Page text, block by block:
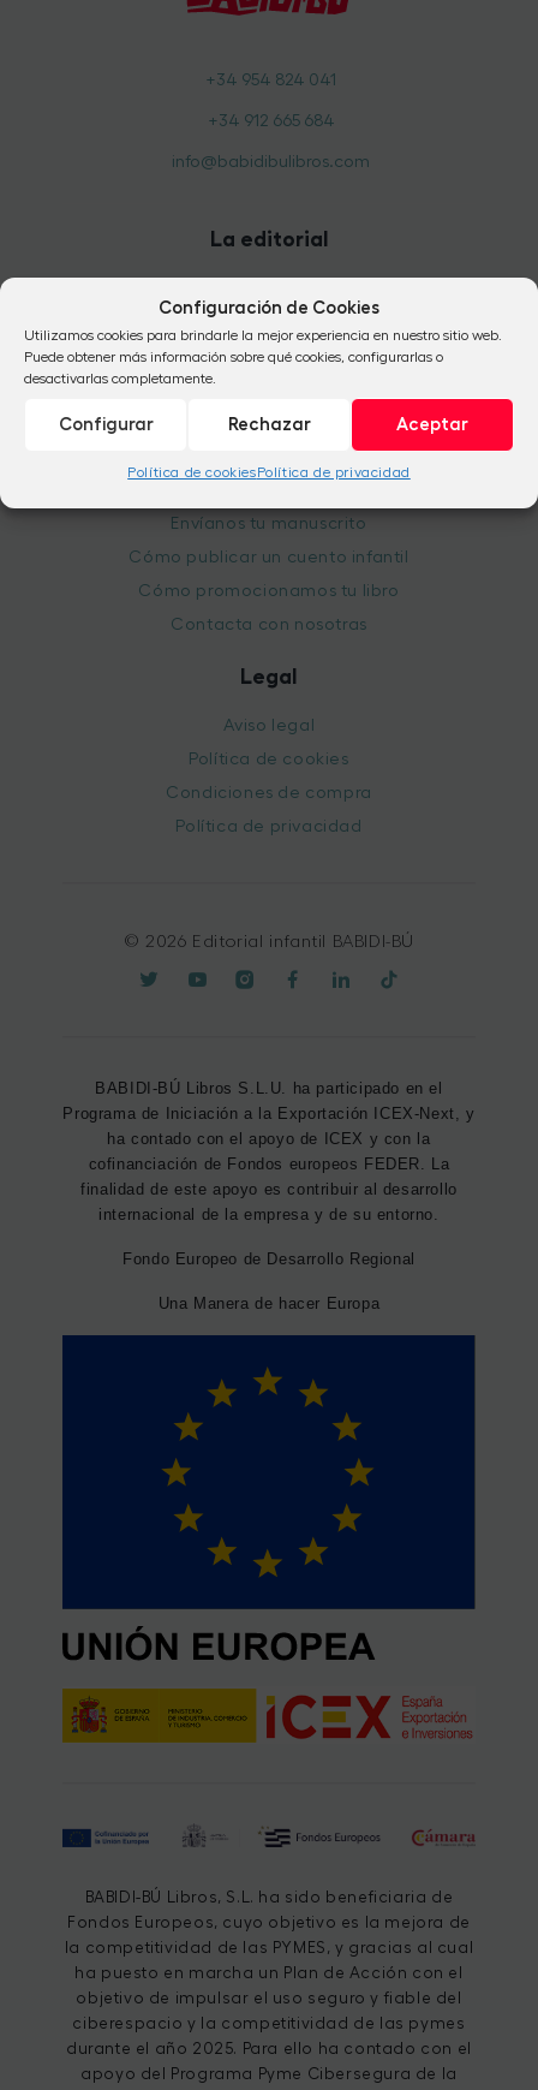
Configuración de Cookies
Utilizamos cookies para brindarle la mejor experiencia en nuestro sitio web.
Puede obtener más información sobre qué cookies, configurarlas o
desactivarlas completamente.
Aceptar
Rechazar
Configurar
Política de cookiesPolítica de privacidad
+34 954 824 041
+34 912 665 684
info@babidibulibros.com
La editorial
Nuestra feliz historia
Un equipo con alma de mujer
Catálogo anual
Preguntas Frecuentes
Publica con nosotros
Envíanos tu manuscrito
Cómo publicar un cuento infantil
Cómo promocionamos tu libro
Contacta con nosotras
Legal
Aviso legal
Política de cookies
Condiciones de compra
Política de privacidad
© 2026 Editorial infantil BABIDI-BÚ
BABIDI-BÚ Libros S.L.U. ha participado en el
Programa de Iniciación a la Exportación ICEX-Next, y
ha contado con el apoyo de ICEX y con la
cofinanciación de Fondos europeos FEDER. La
finalidad de este apoyo es contribuir al desarrollo
internacional de la empresa y de su entorno.
Fondo Europeo de Desarrollo Regional
Una Manera de hacer Europa
BABIDI-BÚ Libros, S.L. ha sido beneficiaria de
Fondos Europeos, cuyo objetivo es la mejora de
la competitividad de las PYMES, y gracias al cual
ha puesto en marcha un Plan de Acción con el
objetivo de impulsar el uso seguro y fiable del
ciberespacio y la competitividad de las pymes
durante el año 2025. Para ello ha contado con el
apoyo del Programa Pyme Cibersegura de la